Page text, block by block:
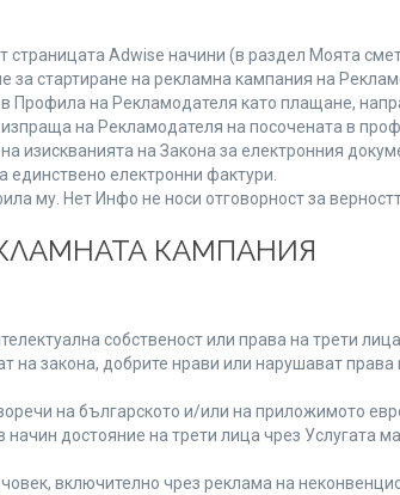
Adwise начини (в раздел Моята
стартиране на рекламна кампания на
Профила на Рекламодателя като плащане,
на Рекламодателя на посочената в
изискванията на Закона за електронния
единствено електронни фактури.
му. Нет Инфо не носи отговорност за
КАМПАНИЯ
собственост или права на трети
закона, добрите нрави или нарушават права
на българското и/или на приложимото
достояние на трети лица чрез Услугата
включително чрез реклама на